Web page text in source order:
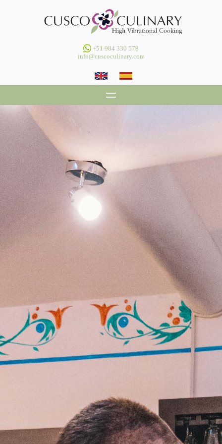
+51 984 330 578
info@cuscoculinary.com
INICIO
NUESTRO CONCEPTO
CLASES DE COCINA DIARIAS
GALERÍA
CONTÁCTANOS